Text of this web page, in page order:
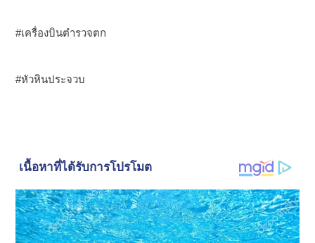
#เครื่องบินตำรวจตก
#หัวหินประจวบ